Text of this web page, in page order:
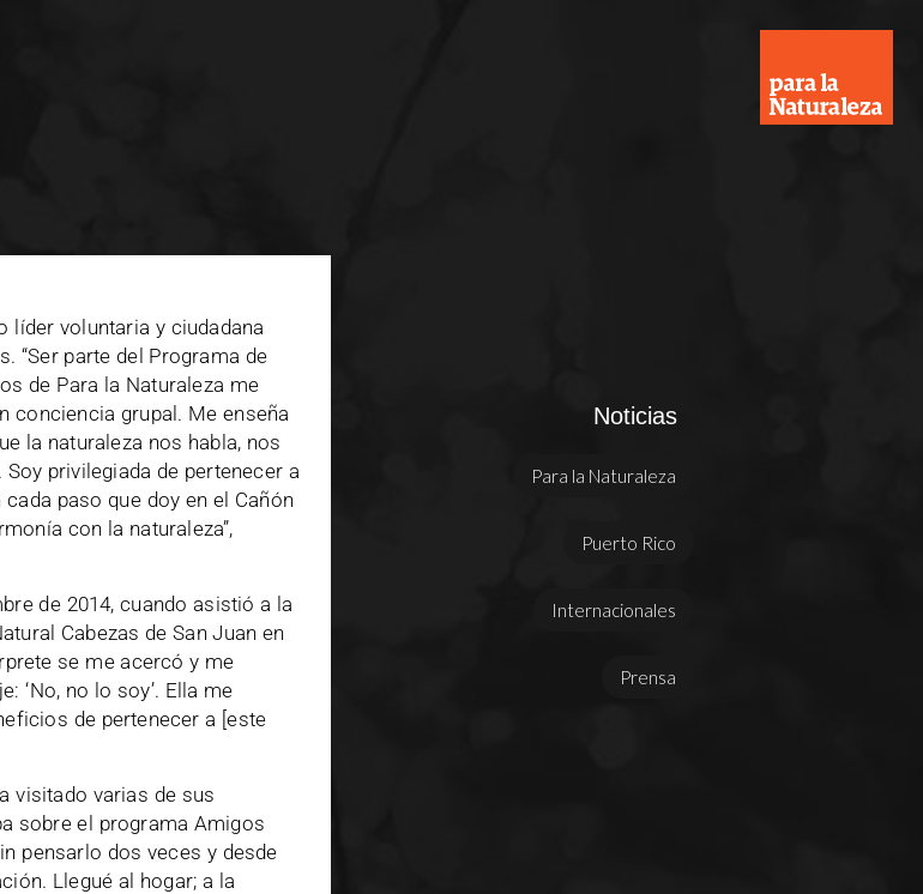
líder voluntaria y ciudadana
“Ser parte del Programa de
de Para la Naturaleza me
conciencia grupal. Me enseña
la naturaleza nos habla, nos
privilegiada de pertenecer a
paso que doy en el Cañón
con la naturaleza”,
de 2014, cuando asistió a la
Cabezas de San Juan en
se me acercó y me
‘No, no lo soy’. Ella me
de pertenecer a [este
visitado varias de sus
sobre el programa Amigos
pensarlo dos veces y desde
Llegué al hogar; a la
Noticias
Para la Naturaleza
Puerto Rico
Internacionales
Prensa